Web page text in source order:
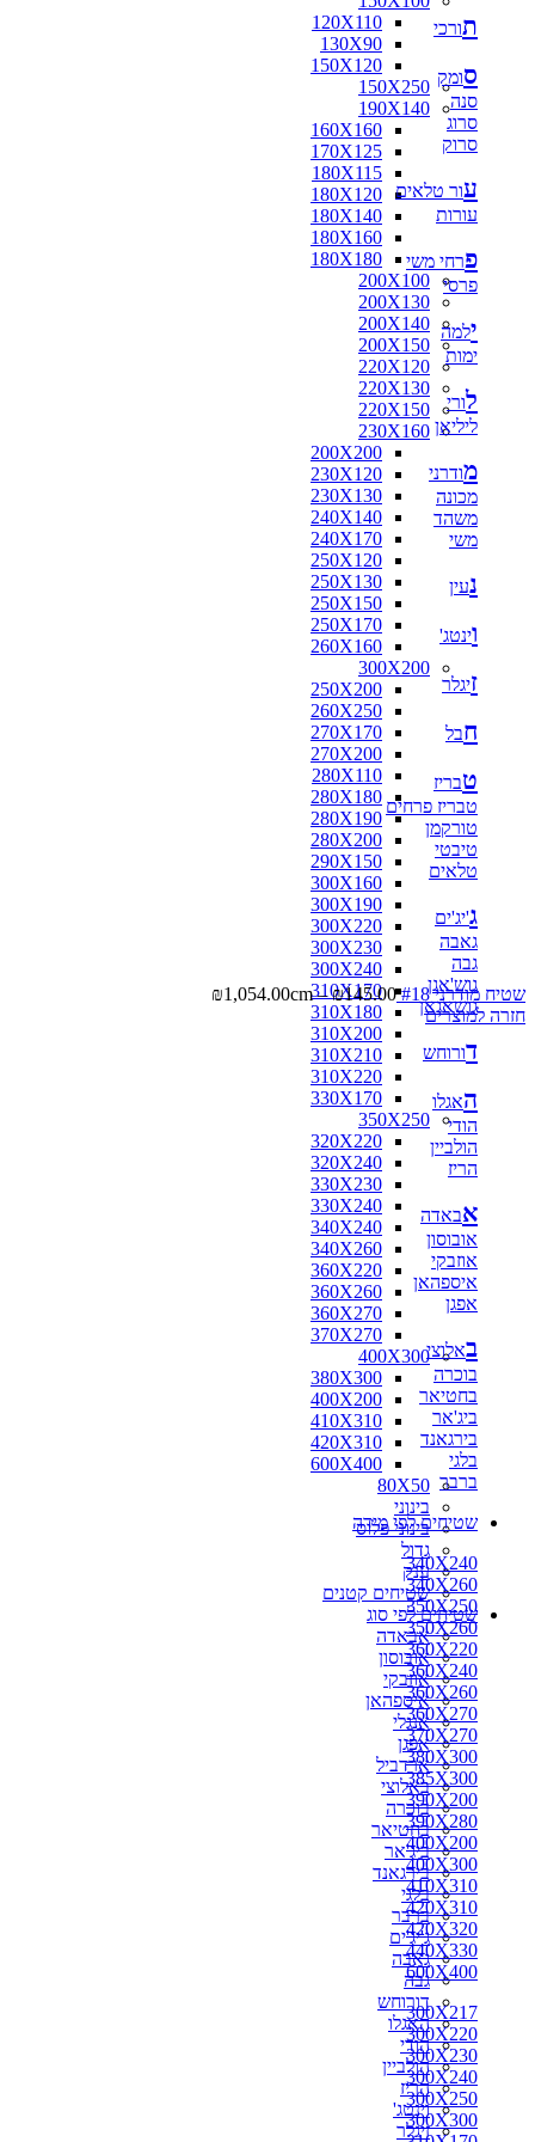
120X110
130X90
150X120
150X250
190X140
160X160
170X125
180X115
180X120
180X140
180X160
180X180
200X100
200X130
200X140
200X150
220X120
220X130
220X150
230X160
200X200
230X120
230X130
240X140
240X170
250X120
250X130
250X150
250X170
260X160
300X200
250X200
260X250
270X170
270X200
280X110
280X180
280X190
280X200
290X150
300X160
300X190
300X220
300X230
300X240
310X170
310X180
310X200
310X210
310X220
330X170
350X250
320X220
320X240
330X230
330X240
340X240
340X260
360X220
360X260
360X270
370X270
400X300
380X300
400X200
410X310
420X310
600X400
80X50
בינוני
בינוני פלוס
גדול
ענק
שטיחים קטנים
שטיחים לפי סוג
אבאדה
אובוסון
אוזבקי
איספהאן
אנגלי
אפגן
ארדביל
באלוצי
בוכרה
בחטיאר
ביג'אר
בירגאנד
בלגי
ברבר
ג'יג'ים
גאבה
גבה
דורוחש
האגלו
הודי
הולביין
הריז
וינטג'
זיגלר
תורכי
סומק
סנה
סרוג
סרוק
עור טלאים
עורות
פרחי משי
פרסי
ילמה
ימות
לורי
ליליאן
מודרני
מכונה
משהד
משי
נעין
וינטג'
זיגלר
חבל
טבריז
טבריז פרחים
טורקמן
טיבטי
טלאים
ג'יג'ים
גאבה
גבה
גוש'אגן
גושאגאן
דורוחש
האגלו
הודי
הולביין
הריז
אבאדה
אובוסון
אוזבקי
איספהאן
אפגן
באלוצי
בוכרה
בחטיאר
ביג'אר
בירגאנד
בלגי
ברבר
שטיחים לפי מידה
340X240
340X260
350X250
350X260
360X220
360X240
360X260
360X270
370X270
380X300
385X300
390X200
390X280
400X200
400X300
410X310
420X310
420X320
440X330
600X400
300X217
300X220
300X230
300X240
300X250
300X300
שטיח מודרני #18 ₪145.00
–
₪1,054.00cm
חזרה למוצרים